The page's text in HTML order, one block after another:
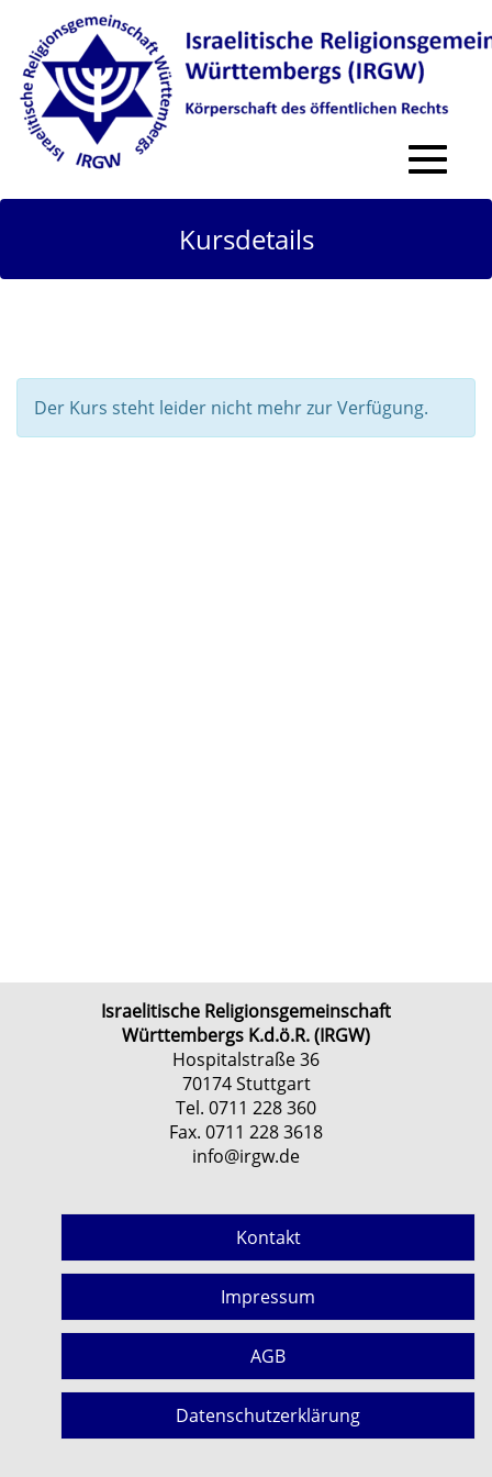
Toggle
Kursdetails
Der Kurs steht leider nicht mehr zur Verfügung.
Israelitische Religionsgemeinschaft
Württembergs K.d.ö.R. (IRGW)
Hospitalstraße 36
70174 Stuttgart
Tel. 0711 228 360
Fax. 0711 228 3618
info@irgw.de
Kontakt
Impressum
AGB
Datenschutzerklärung